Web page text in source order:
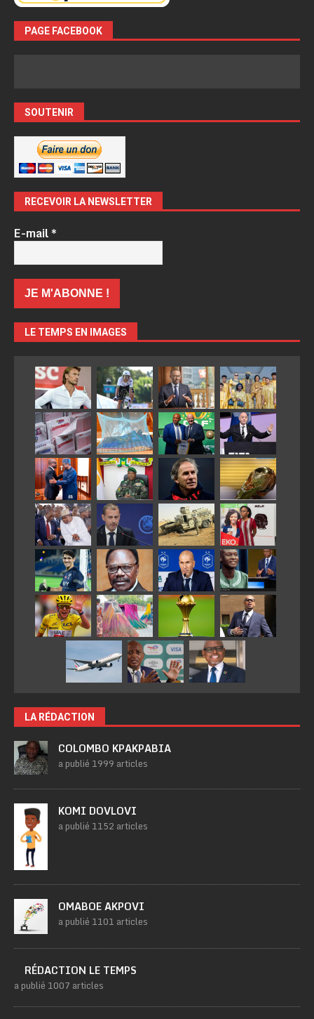
PAGE FACEBOOK
SOUTENIR
RECEVOIR LA NEWSLETTER
E-mail*
LE TEMPS EN IMAGES
LA RÉDACTION
COLOMBO KPAKPABIA
a publié 1999 articles
KOMI DOVLOVI
a publié 1152 articles
OMABOE AKPOVI
a publié 1101 articles
RÉDACTION LE TEMPS
a publié 1007 articles